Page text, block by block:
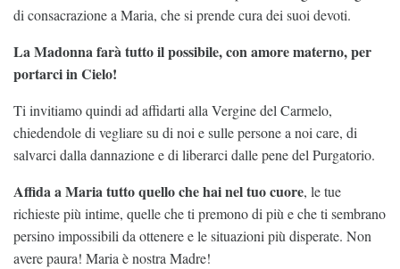
di consacrazione a Maria, che si prende cura dei suoi devoti.
La Madonna farà tutto il possibile, con amore materno, per
portarci in Cielo!
Ti invitiamo quindi ad affidarti alla Vergine del Carmelo,
chiedendole di vegliare su di noi e sulle persone a noi care, di
salvarci dalla dannazione e di liberarci dalle pene del Purgatorio.
Affida a Maria tutto quello che hai nel tuo cuore, le tue
richieste più intime, quelle che ti premono di più e che ti sembrano
persino impossibili da ottenere e le situazioni più disperate. Non
avere paura! Maria è nostra Madre!